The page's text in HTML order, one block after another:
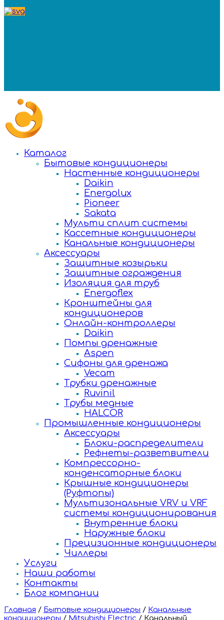
Каталог
Бытовые кондиционеры
Настенные кондиционеры
Daikin
Energolux
Pioneer
Sakata
Мульти сплит системы
Кассетные кондиционеры
Канальные кондиционеры
Аксессуары
Защитные козырьки
Защитные ограждения
Изоляция для труб
Energoflex
Кронштейны для
кондиционеров
Онлайн-контроллеры
Daikin
Помпы дренажные
Aspen
Сифоны для дренажа
Vecam
Трубки дренажные
Ruvinil
Трубы медные
HALCOR
Промышленные кондиционеры
Аксессуары
Блоки-распределители
Рефнеты-разветвители
Компрессорно-
конденсаторные блоки
Крышные кондиционеры
(Руфтопы)
Мультизональные VRV и VRF
системы кондиционирования
Внутренние блоки
Наружные блоки
Прецизионные кондиционеры
Чиллеры
Услуги
Наши работы
Контакты
Блог компании
Главная / Бытовые кондиционеры / Канальные
кондиционеры / Mitsubishi Electric / Канальный